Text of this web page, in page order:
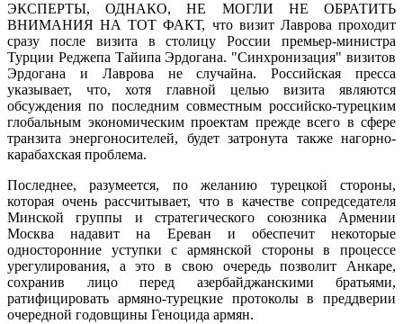
ЭКСПЕРТЫ, ОДНАКО, НЕ МОГЛИ НЕ ОБРАТИТЬ
ВНИМАНИЯ НА ТОТ ФАКТ, что визит Лаврова проходит
сразу после визита в столицу России премьер-министра
Турции Реджепа Тайипа Эрдогана. "Синхронизация" визитов
Эрдогана и Лаврова не случайна. Российская пресса
указывает, что, хотя главной целью визита являются
обсуждения по последним совместным российско-турецким
глобальным экономическим проектам прежде всего в сфере
транзита энергоносителей, будет затронута также нагорно-
карабахская проблема.
Последнее, разумеется, по желанию турецкой стороны,
которая очень рассчитывает, что в качестве сопредседателя
Минской группы и стратегического союзника Армении
Москва надавит на Ереван и обеспечит некоторые
односторонние уступки с армянской стороны в процессе
урегулирования, а это в свою очередь позволит Анкаре,
сохранив лицо перед азербайджанскими братьями,
ратифицировать армяно-турецкие протоколы в преддверии
очередной годовщины Геноцида армян.